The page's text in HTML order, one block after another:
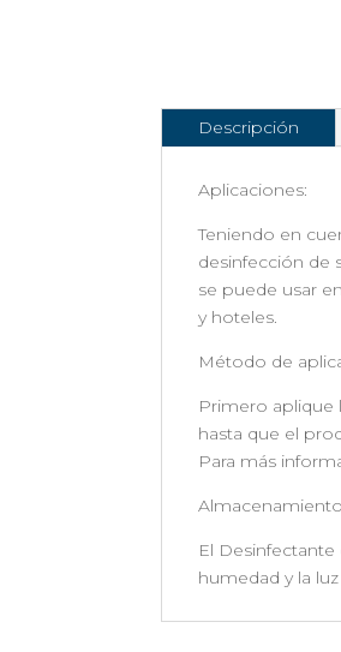
Descripción
Aplicaciones:
Teniendo en
desinfección de
se puede usar
y hoteles.
Método de
Primero aplique
hasta que el
Para más
El
humedad y la luz